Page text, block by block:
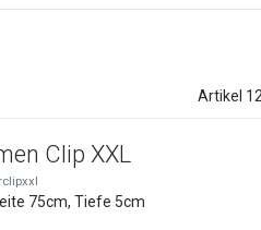
Artikel
Clip XXL
75cm, Tiefe 5cm